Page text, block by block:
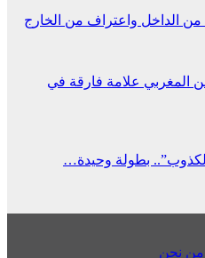
الداخل واعتراف من الخارج
المغربي علامة فارقة في
بطولة وحيدة…
من نحن